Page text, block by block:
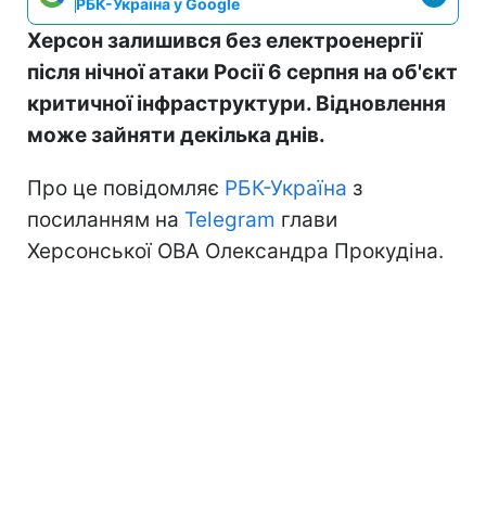
Херсон залишився без електроенергії
після нічної атаки Росії 6 серпня на об'єкт
критичної інфраструктури. Відновлення
може зайняти декілька днів.
Про це повідомляє РБК-Україна з
посиланням на Telegram глави
Херсонської ОВА Олександра Прокудіна.